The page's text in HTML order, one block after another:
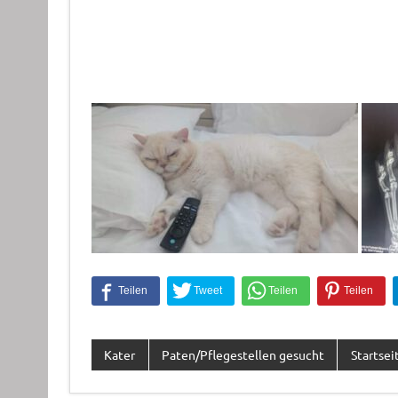
Kater Paten/Pflegestellen gesucht